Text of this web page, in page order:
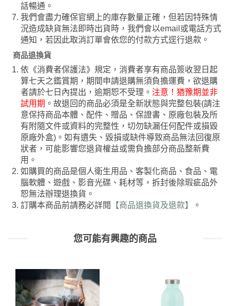
話暢通。
我們會盡力確保官網上的庫存數量正確，但若因特殊情
況造成缺貨無法即時出貨時，我們會以email或電話方式
通知，若因此取消訂單會依您的付款方式逕行退款。
商品退換貨
依《消費者保護法》規定，消費者享有商品簽收翌日起
算七天之鑑賞期，期間申請退購無須負擔運費，欲退購
者請於七日內提出，逾期恕不受理。 注意！猶豫期並非
試用期 。故退回的商品必須是全新狀態與完整包裝(請注
意保持商品本體、配件、贈品、保證書、原廠包裝及所
有附隨文件或資料的完整性，切勿缺漏任何配件或損毀
原廠外盒)。如有遺失、毀損或缺件導致商品無法回復原
狀者，可能影響您退貨權益或需負擔部分商品整新費
用。
如購買的商品是個人衛生用品、客製化商品、食品、電
腦軟體、遊戲、影音光碟、耗材等，拆封後除瑕疵品外
恕無法辦理退換貨。
訂購本商品前請務必詳閱
【商品退換貨及退款】 。
您可能有興趣的商品